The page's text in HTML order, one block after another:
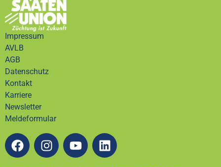
Impressum
AVLB
AGB
Datenschutz
Kontakt
Karriere
Newsletter
Meldeformular